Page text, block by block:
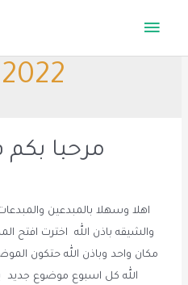
Main
Menu
مرحبا
والشيقه باذن الله اخترت افتح
مكان واحد وباذن الله حتكون
الله كل اسبوع موضوع جديد